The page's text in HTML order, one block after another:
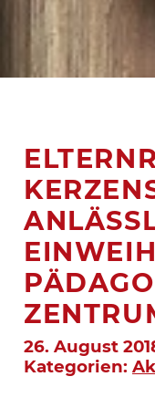
26. August
Kategorien: